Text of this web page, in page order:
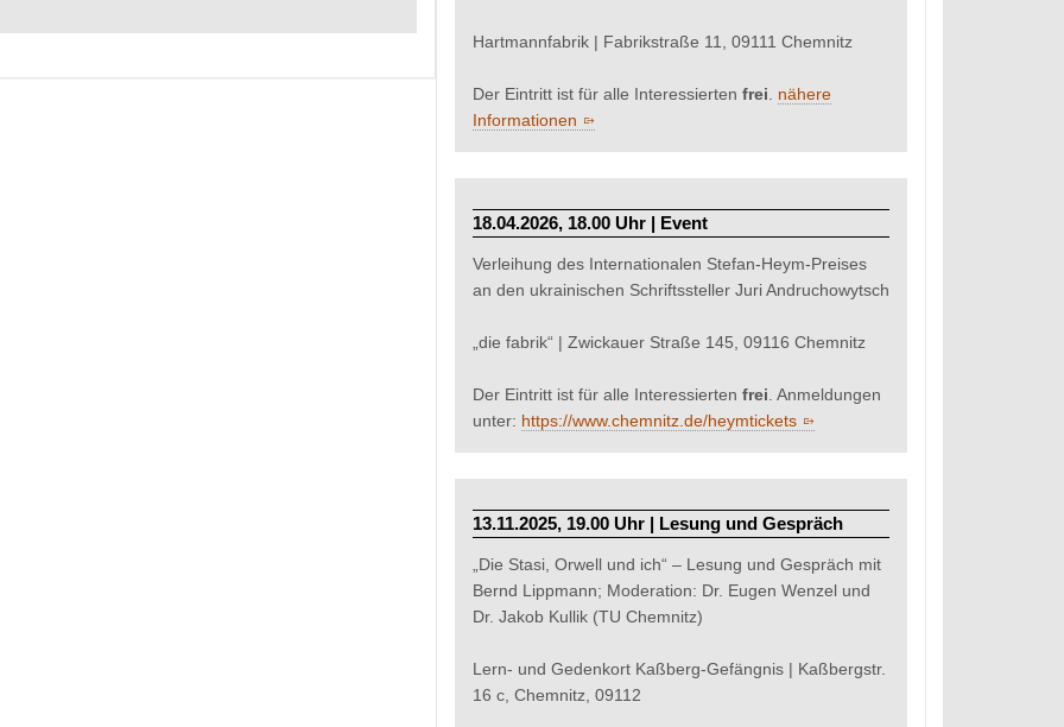
Hartmannfabrik | Fabrikstraße 11, 09111 Chemnitz
Der Eintritt ist für alle Interessierten frei
nähere
Informationen
18.04.2026, 18.00 Uhr | Event
Verleihung des Internationalen Stefan-Heym-Preises
an den ukrainischen Schriftssteller Juri Andruchowytsch
„die fabrik“ | Zwickauer Straße 145, 09116 Chemnitz
Der Eintritt ist für alle Interessierten frei . Anmeldungen
unter: https://www.chemnitz.de/heymtickets
13.11.2025, 19.00 Uhr | Lesung und Gespräch
„Die Stasi, Orwell und ich“ – Lesung und Gespräch mit
Bernd Lippmann; Moderation: Dr. Eugen Wenzel und
Dr. Jakob Kullik (TU Chemnitz)
Lern- und Gedenkort Kaßberg-Gefängnis | Kaßbergstr.
16 c, Chemnitz, 09112